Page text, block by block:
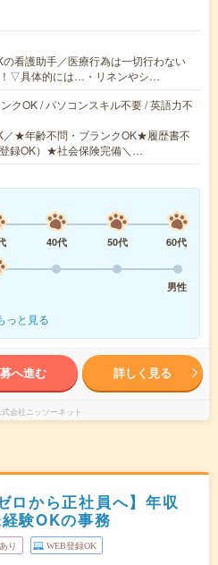
看護助手／医療行為は一切行わない
▽具体的には…・リネンやシ…
クOK / パソコンスキル不要 / 英語力不
／★年齢不問・ブランクOK★履歴書不
録OK）★社会保険完備＼…
40代 50代
60代
男性
っと見る
へ進む 詳しく見る
会社ニッソーネット
ロから正社員へ】年収
験OKの事務
り WEB登録OK